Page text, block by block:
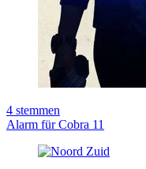
4 stemmen
Alarm für Cobra 11